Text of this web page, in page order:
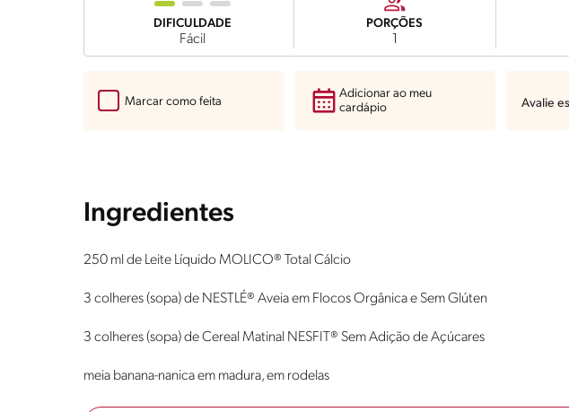
DIFICULDADE
Fácil
PORÇÕES
Marcar como feita
Adicionar ao meu
cardápio
Avalie
Ingredientes
250 ml de Leite Líquido MOLICO® Total Cálcio
3 colheres (sopa) de NESTLÉ® Aveia em Flocos Orgânica e Sem Glúten
3 colheres (sopa) de Cereal Matinal NESFIT® Sem Adição de Açúcares
meia banana-nanica em madura, em rodelas